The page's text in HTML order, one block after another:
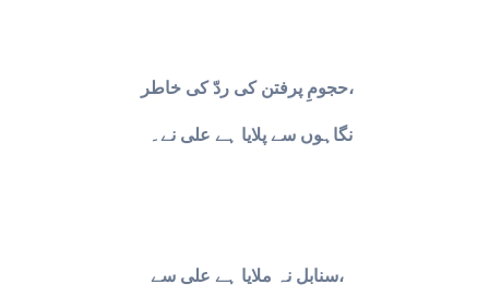
حجومِ پرفتن کی ردّ کی خاطر،
نگاہوں سے پلایا ہے علی نے۔
سنابل نہ ملایا ہے علی سے،